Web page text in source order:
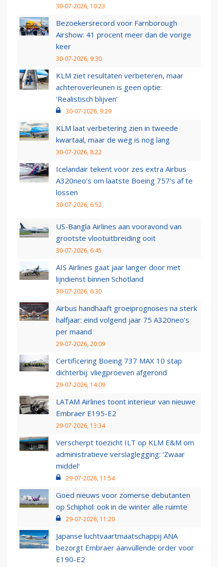
30-07-2026, 10:23
Bezoekersrecord voor Farnborough
Airshow: 41 procent meer dan de vorige
keer
30-07-2026, 9:30
KLM ziet resultaten verbeteren, maar
achteroverleunen is geen optie:
‘Realistisch blijven’
30-07-2026, 9:29
KLM laat verbetering zien in tweede
kwartaal, maar de weg is nog lang
30-07-2026, 8:22
Icelandair tekent voor zes extra Airbus
A320neo's om laatste Boeing 757's af te
lossen
30-07-2026, 6:52
US-Bangla Airlines aan vooravond van
grootste vlootuitbreiding ooit
30-07-2026, 6:45
AIS Airlines gaat jaar langer door met
lijndienst binnen Schotland
30-07-2026, 6:30
Airbus handhaaft groeiprognoses na sterk
halfjaar: eind volgend jaar 75 A320neo’s
per maand
29-07-2026, 20:09
Certificering Boeing 737 MAX 10 stap
dichterbij: vliegproeven afgerond
29-07-2026, 14:09
LATAM Airlines toont interieur van nieuwe
Embraer E195-E2
29-07-2026, 13:34
Verscherpt toezicht ILT op KLM E&M om
administratieve verslaglegging: ‘Zwaar
middel’
29-07-2026, 11:54
Goed nieuws voor zomerse debutanten
op Schiphol: ook in de winter alle ruimte
29-07-2026, 11:20
Japanse luchtvaartmaatschappij ANA
bezorgt Embraer aanvullende order voor
E190-E2